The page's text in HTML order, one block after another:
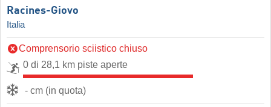
Racines-Giovo
Italia
Comprensorio sciistico chiuso
0 di 28,1 km piste aperte
- cm (in quota)